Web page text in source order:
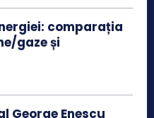
comparația
gaze și
George Enescu